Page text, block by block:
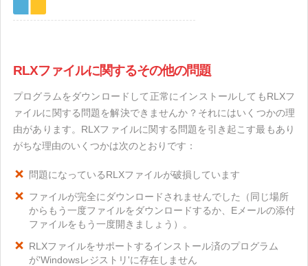
RLXファイルに関するその他の問題
プログラムをダウンロードして正常にインストールしてもRLXフ
ァイルに関する問題を解決できませんか？それにはいくつかの理
由があります。RLXファイルに関する問題を引き起こす最もあり
がちな理由のいくつかは次のとおりです：
問題になっているRLXファイルが破損しています
ファイルが完全にダウンロードされませんでした（同じ場所
からもう一度ファイルをダウンロードするか、Eメールの添付
ファイルをもう一度開きましょう）。
RLXファイルをサポートするインストール済のプログラム
が'Windowsレジストリ'に存在しません